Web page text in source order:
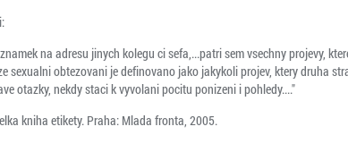
na adresu jinych kolegu ci sefa,...patri sem vsechny projevy,
sexualni obtezovani je definovano jako jakykoli projev, ktery druha
otazky, nekdy staci k vyvolani pocitu ponizeni i pohledy...."
kniha etikety. Praha: Mlada fronta, 2005.